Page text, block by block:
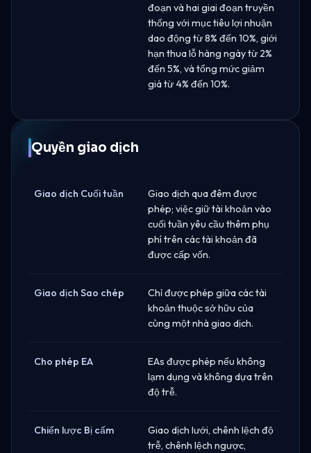
đoạn và hai giai đoạn truyền
thống với mục tiêu lợi nhuận
dao động từ 8% đến 10%, giới
hạn thua lỗ hàng ngày từ 2%
đến 5%, và tổng mức giảm
giá từ 4% đến 10%.
Quyền giao dịch
Giao dịch Cuối tuần
Giao dịch qua đêm được
phép; việc giữ tài khoản vào
cuối tuần yêu cầu thêm phụ
phí trên các tài khoản đã
được cấp vốn.
Giao dịch Sao chép
Chỉ được phép giữa các tài
khoản thuộc sở hữu của
cùng một nhà giao dịch.
Cho phép EA
EAs được phép nếu không
lạm dụng và không dựa trên
độ trễ.
Chiến lược Bị cấm
Giao dịch lưới, chênh lệch độ
trễ, chênh lệch ngược,